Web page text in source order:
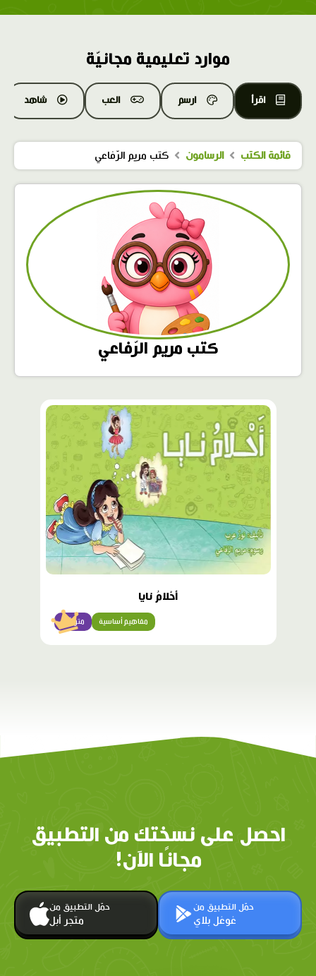
موارد تعليمية مجانيّة
اقرأ ارسم العب شاهد
قائمة الكتب الرسامون كتب مريم الرّفاعي
كتب مريم الرّفاعي
محتوى
مميّز
أَحْلامُ نايا
متوسّط مفاهيم أساسية
احصل على نسختك من التطبيق
مجانًا الآن!
حمّل التطبيق من
متجر أبل
حمّل التطبيق من
غوغل بلاي